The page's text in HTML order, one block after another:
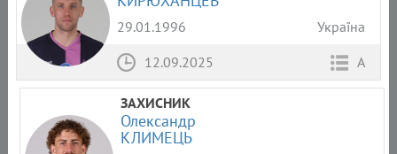
29.01.1996
Україна
12.09.2025
А
ЗАХИСНИК
Олександр
КЛИМЕЦЬ